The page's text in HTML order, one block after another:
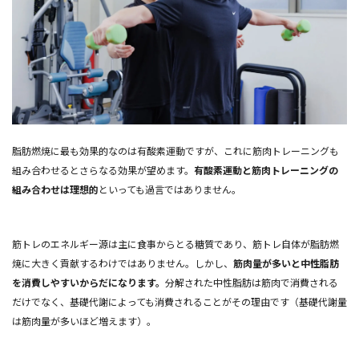
脂肪燃焼に最も効果的なのは有酸素運動ですが、これに筋肉トレーニングも
組み合わせるとさらなる効果が望めます。 有酸素運動と筋肉トレーニングの
組み合わせは理想的といっても過言ではありません。
筋トレのエネルギー源は主に食事からとる糖質であり、筋トレ自体が脂肪燃
焼に大きく貢献するわけではありません。しかし、 筋肉量が多いと中性脂肪
を消費しやすいからだになります。 分解された中性脂肪は筋肉で消費される
だけでなく、基礎代謝によっても消費されることがその理由です（基礎代謝量
は筋肉量が多いほど増えます）。